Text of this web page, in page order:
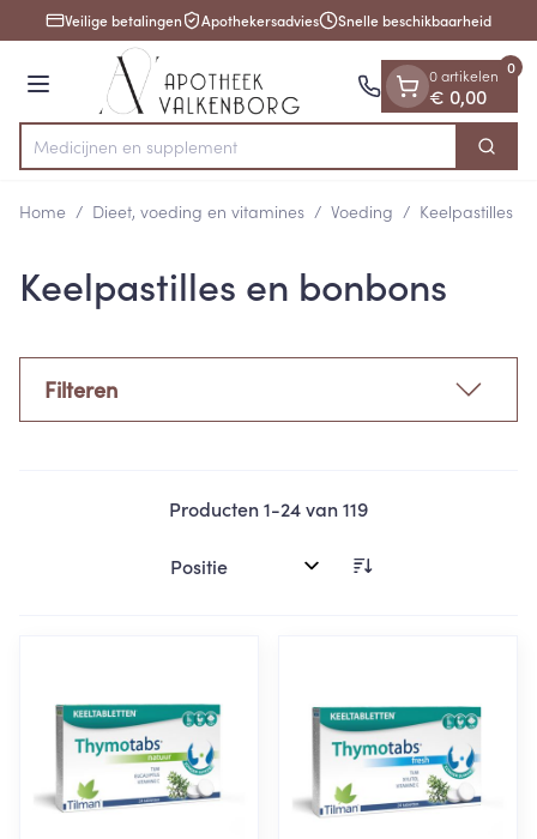
Ga naar de inhoud
1 van 1Veilige betalingen Apothekersadvies Snelle beschikbaarheid
Menu
Product, merk, categorie...
Medic Zoek
0 artikelen
€ 0,00
0
Home / Dieet, voeding en vitamines / Voeding / Keelpastilles
Keelpastilles en bonbons
Filteren
Producten1-24van119
Sorteer op: